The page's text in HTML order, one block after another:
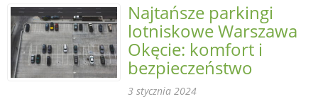
Najtańsze parkingi
lotniskowe Warszawa
Okęcie: komfort i
bezpieczeństwo
3 stycznia 2024